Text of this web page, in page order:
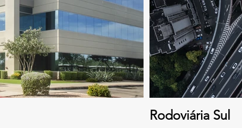
Rodoviária Sul